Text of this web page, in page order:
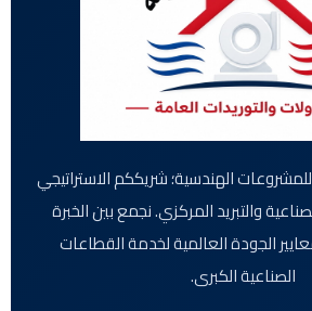
الهندسية؛ شريككم الاستراتيجي
والتبريد المركزي. نجمع بين الخبرة
الجودة العالمية لخدمة القطاعات
الصناعية الكبرى.